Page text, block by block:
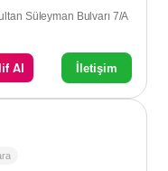
Süleyman Bulvarı 7/A
Al İletişim